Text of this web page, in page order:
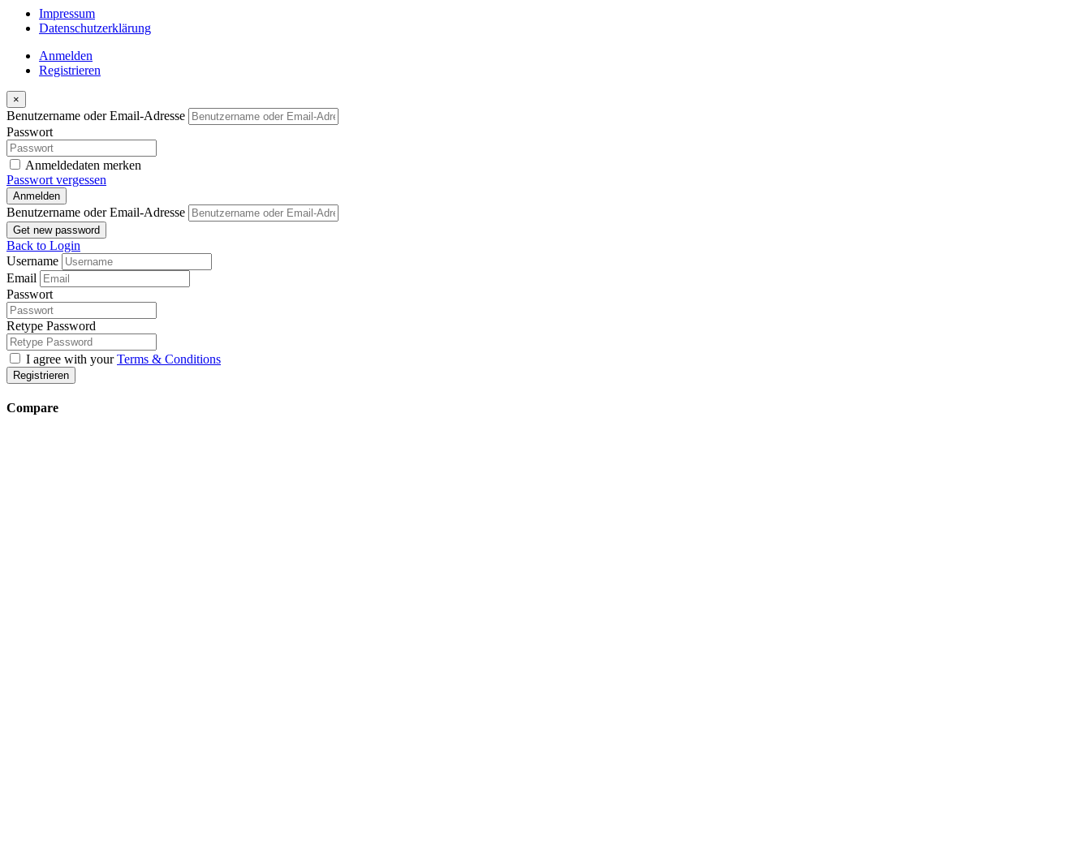
Impressum
Datenschutzerklärung
Anmelden
Registrieren
×
Benutzername oder Email-Adresse
Passwort
Anmeldedaten merken
Passwort vergessen
Anmelden
Benutzername oder Email-Adresse
Get new password
Back to Login
Username
Email
Passwort
Retype Password
I agree with yourTerms & Conditions
Registrieren
Compare